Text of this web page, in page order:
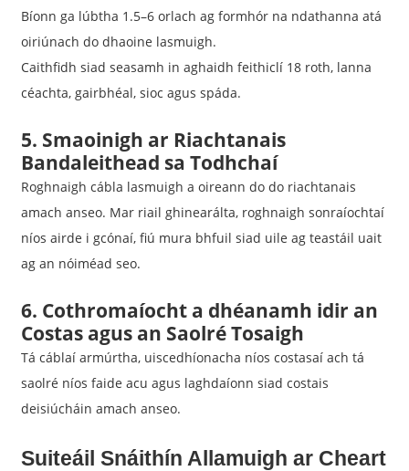
Bíonn ga lúbtha 1.5–6 orlach ag formhór na ndathanna atá
oiriúnach do dhaoine lasmuigh.
Caithfidh siad seasamh in aghaidh feithiclí 18 roth, lanna
céachta, gairbhéal, sioc agus spáda.
5. Smaoinigh ar Riachtanais
Bandaleithead sa Todhchaí
Roghnaigh cábla lasmuigh a oireann do do riachtanais
amach anseo. Mar riail ghinearálta, roghnaigh sonraíochtaí
níos airde i gcónaí, fiú mura bhfuil siad uile ag teastáil uait
ag an nóiméad seo.
6. Cothromaíocht a dhéanamh idir an
Costas agus an Saolré Tosaigh
Tá cáblaí armúrtha, uiscedhíonacha níos costasaí ach tá
saolré níos faide acu agus laghdaíonn siad costais
deisiúcháin amach anseo.
Suiteáil Snáithín Allamuigh ar Cheart